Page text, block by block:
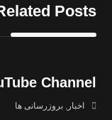
Posts ...
Channel
اخبار,بروزرسانی ها